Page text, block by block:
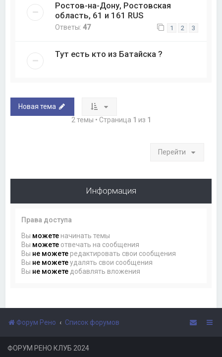
Ростов-на-Дону, Ростовская
область, 61 и 161 RUS
Ответы:47 1 2 3
Тут есть кто из Батайска ?
Новая тема
2 темы • Страница 1 из 1
Перейти
Информация
Права доступа
Вы можете начинать темы
Вы можете отвечать на сообщения
Вы не можете редактировать свои сообщения
Вы не можетеудалять свои сообщения
Вы не можете добавлять вложения
Форум Рено Список форумов
ФОРУМ РЕНО КЛУБ 2024